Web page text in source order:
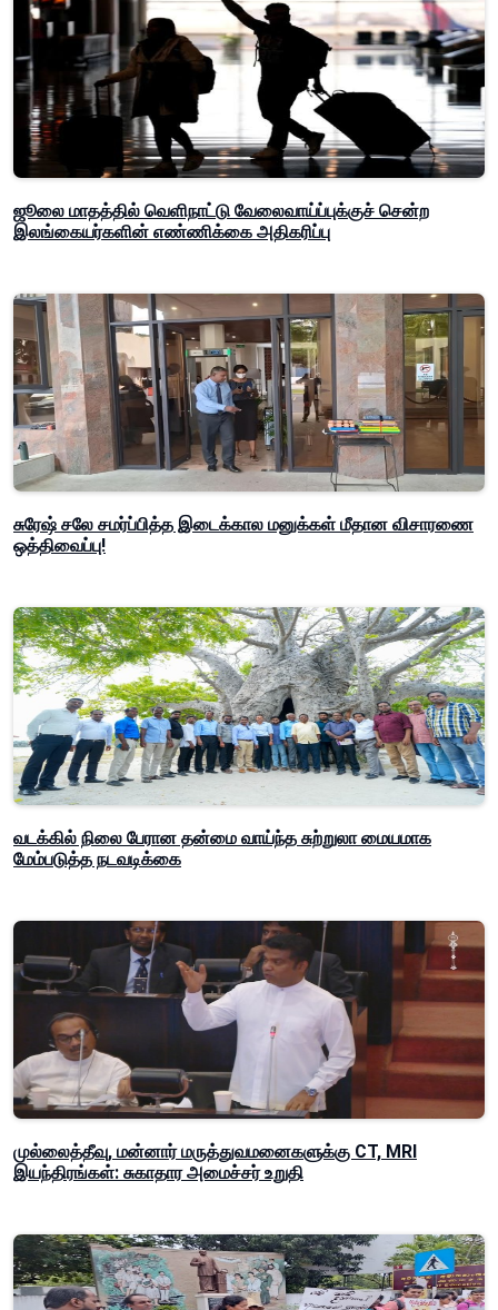
ஜூலை மாதத்தில் வெளிநாட்டு வேலைவாய்ப்புக்குச் சென்ற
இலங்கையர்களின் எண்ணிக்கை அதிகரிப்பு
சுரேஷ் சலே சமர்ப்பித்த இடைக்கால மனுக்கள் மீதான விசாரணை
ஒத்திவைப்பு!
வடக்கில் நிலை பேரான தன்மை வாய்ந்த சுற்றுலா மையமாக
மேம்படுத்த நடவடிக்கை
முல்லைத்தீவு, மன்னார் மருத்துவமனைகளுக்கு CT, MRI
இயந்திரங்கள்: சுகாதார அமைச்சர் உறுதி